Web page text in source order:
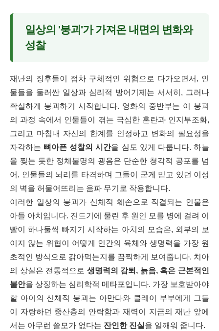
일상의 '붕괴'가 가져온 내면의 변화와
성찰
재난의 징후들이 점차 구체적인 위협으로 다가오면서, 인
물들을 둘러싼 일상과 심리적 방어기제는 서서히, 그러나
확실하게 붕괴하기 시작합니다. 영화의 중반부는 이 붕괴
의 과정 속에서 인물들이 겪는 극심한 혼란과 인지부조화,
그리고 마침내 자신의 한계를 인정하고 변화의 필요성을
자각하는 뼈아픈 성찰의 시간을 심도 있게 다룹니다. 하늘
을 찢는 듯한 정체불명의 굉음은 단순한 청각적 공포를 넘
어, 인물들의 뇌리를 타격하며 그들이 굳게 믿고 있던 이성
의 벽을 허물어뜨리는 음파 무기로 작용합니다.
이러한 일상의 붕괴가 신체적 훼손으로 직결되는 인물은
아들 아치입니다. 진드기에 물린 후 원인 모를 병에 걸려 이
빨이 하나둘씩 빠지기 시작하는 아치의 모습은, 외부의 보
이지 않는 위협이 어떻게 인간의 육체와 생명력을 가장 원
초적인 방식으로 갉아먹는지를 끔찍하게 보여줍니다. 치아
의 상실은 전통적으로 생명력의 감퇴, 늙음, 혹은 근본적인
불안을 상징하는 심리학적 메타포입니다. 가장 보호받아야
할 아이의 신체적 붕괴는 아만다와 클레이 부부에게 그들
이 자랑하던 중산층의 안락함과 재력이 지금의 재난 앞에
서는 아무런 쓸모가 없다는 잔인한 진실 을 일깨워 줍니다.